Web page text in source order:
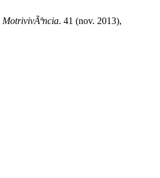
MotrivivÃªncia. 41 (nov. 2013),